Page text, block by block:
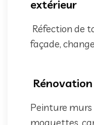
extérieur
Réfection de
façade,
Peinture murs
moquettes,